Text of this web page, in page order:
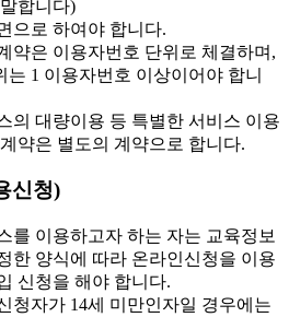
합니다)
으로 하여야 합니다.
약은 이용자번호 단위로 체결하며,
는 1 이용자번호 이상이어야 합니
의 대량이용 등 특별한 서비스 이용
약은 별도의 계약으로 합니다.
신청)
를 이용하고자 하는 자는 교육정보
한 양식에 따라 온라인신청을 이용
신청을 해야 합니다.
청자가 14세 미만인자일 경우에는